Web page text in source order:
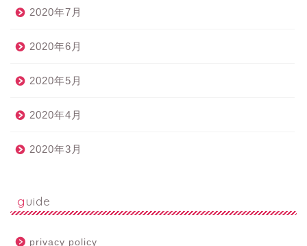
2020年7月
2020年6月
2020年5月
2020年4月
2020年3月
guide
privacy policy